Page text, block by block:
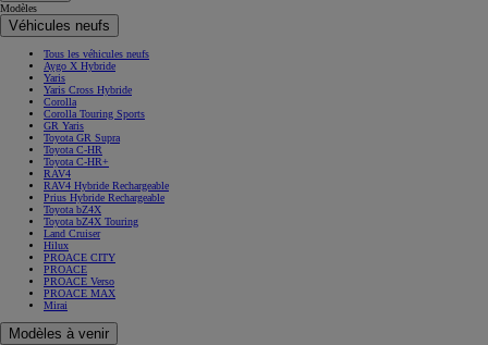
Modèles
Véhicules neufs
Tous les véhicules neufs
Aygo X Hybride
Yaris
Yaris Cross Hybride
Corolla
Corolla Touring Sports
GR Yaris
Toyota GR Supra
Toyota C-HR
Toyota C-HR+
RAV4
RAV4 Hybride Rechargeable
Prius Hybride Rechargeable
Toyota bZ4X
Toyota bZ4X Touring
Land Cruiser
Hilux
PROACE CITY
PROACE
PROACE Verso
PROACE MAX
Mirai
Modèles à venir